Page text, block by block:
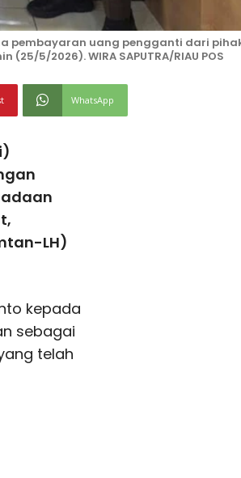
pembayaran uang pengganti dari
5/2026). WIRA SAPUTRA/RIAU POS
WhatsApp
LH)
kepada
sebagai
telah